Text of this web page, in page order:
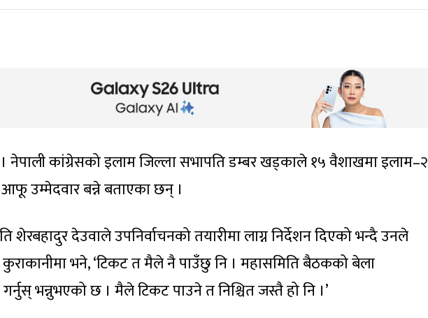
नेपाली कांग्रेसको इलाम जिल्ला सभापति डम्बर खड्काले १५ वैशाखमा इलाम–२
आफू उम्मेदवार बन्ने बताएका छन् ।
शेरबहादुर देउवाले उपनिर्वाचनको तयारीमा लाग्न निर्देशन दिएको भन्दै उनले
भने, ‘टिकट त मैले नै पाउँछु नि । महासमिति बैठकको बेला
गर्नुस् भन्नुभएको छ । मैले टिकट पाउने त निश्चित जस्तै हो नि ।’